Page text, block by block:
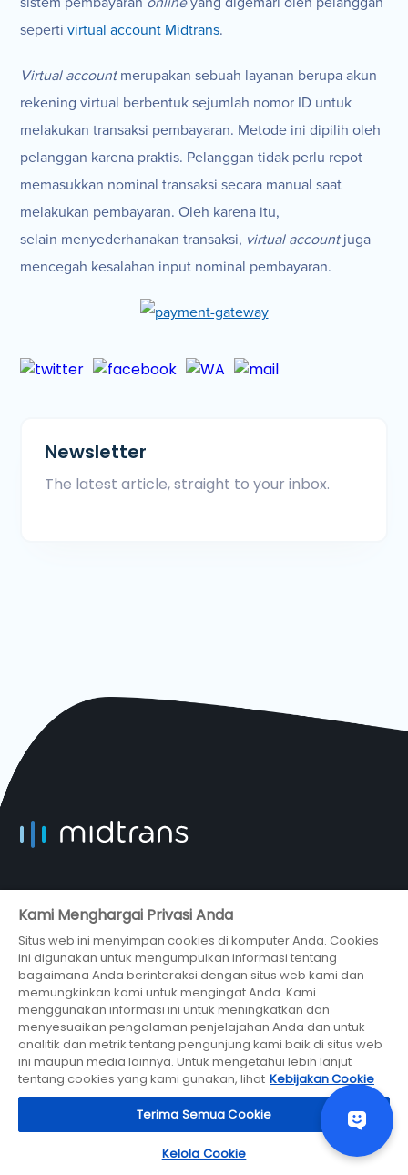
sepertivirtual account Midtrans.
Virtual account merupakan sebuah layanan berupa akun
rekening virtual berbentuk sejumlah nomor ID untuk
melakukan transaksi pembayaran. Metode ini dipilih oleh
pelanggan karena praktis. Pelanggan tidak perlu repot
memasukkan nominal transaksi secara manual saat
melakukan pembayaran. Oleh karena itu,
selain menyederhanakan transaksi, virtual accountjuga
mencegah kesalahan input nominal pembayaran.
Newsletter
The latest article, straight to your inbox.
Newsletter
Daftar Newsletter
Penggunaan Produk
Kami Menghargai Privasi Anda
Situs web ini menyimpan cookies di komputer Anda. Cookies
ini digunakan untuk mengumpulkan informasi tentang
bagaimana Anda berinteraksi dengan situs web kami dan
memungkinkan kami untuk mengingat Anda. Kami
menggunakan informasi ini untuk meningkatkan dan
menyesuaikan pengalaman penjelajahan Anda dan untuk
analitik dan metrik tentang pengunjung kami baik di situs web
ini maupun media lainnya. Untuk mengetahui lebih lanjut
tentang cookies yang kami gunakan, lihat Kebijakan Cookie
Terima Semua Cookie
Kelola Cookie